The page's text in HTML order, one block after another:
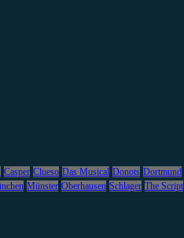
Casper Clueso Das Musical Donots Dortmund
Münster Oberhausen Schlager The Script